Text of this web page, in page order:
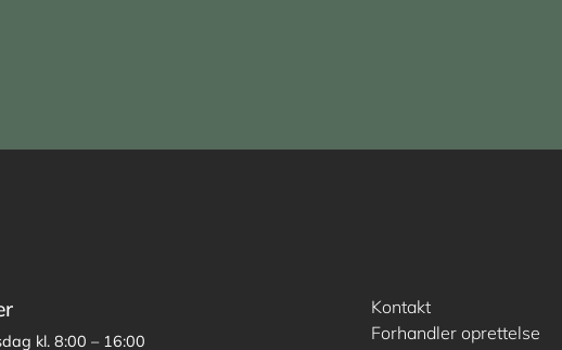
kl. 8:00 – 16:00
Kontakt
Forhandler oprettelse